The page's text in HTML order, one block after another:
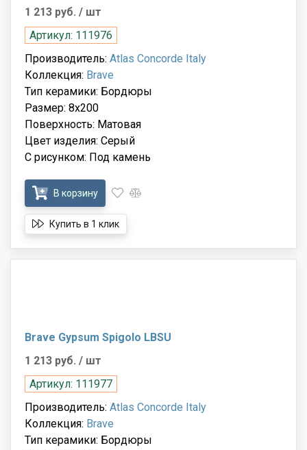
1 213 руб. / шт
Артикул: 111976
Производитель: Atlas Concorde Italy
Коллекция: Brave
Тип керамики: Бордюры
Размер: 8x200
Поверхность: Матовая
Цвет изделия: Серый
С рисунком: Под камень
В корзину
Купить в 1 клик
Brave Gypsum Spigolo LBSU
1 213 руб. / шт
Артикул: 111977
Производитель: Atlas Concorde Italy
Коллекция: Brave
Тип керамики: Бордюры